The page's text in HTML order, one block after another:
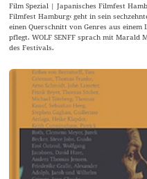
Film Spezial | Japanisches Filmfest
Filmfest Hamburg‹ geht in sein
einen Querschnitt von Genres aus
pflegt. WOLF SENFF sprach mit Marald
des Festivals.